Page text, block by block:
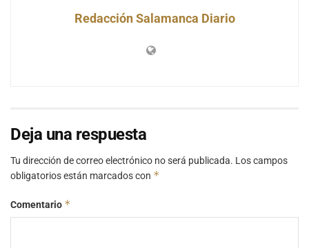
Redacción Salamanca Diario
Deja una respuesta
Tu dirección de correo electrónico no será publicada. Los campos
obligatorios están marcados con *
Comentario *